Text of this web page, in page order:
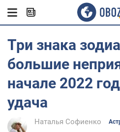
Три знака
большие
начале 2022
удача
Наталья Софиенко